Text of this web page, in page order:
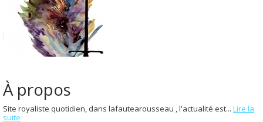
À propos
Site royaliste quotidien, dans lafautearousseau , l'actualité est... Lire la
suite